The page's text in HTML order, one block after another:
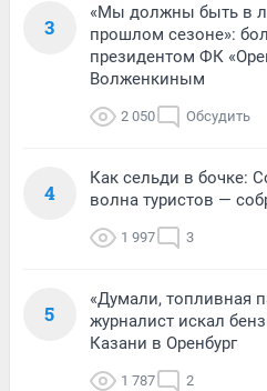
3
«Мы должны быть в
прошлом сезоне»:
президентом ФК
Волженкиным
2 050 Обсудить
4
Как сельди в бочке:
волна туристов —
1 997 3
5
«Думали, топливная
журналист искал
Казани в Оренбург
1 787 2